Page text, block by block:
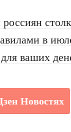
в
ваших
Новостях